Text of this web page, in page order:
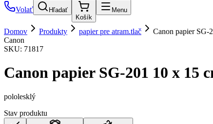
Volať
Hľadať
Košík
Menu
Domov Produkty papier pre atram.tlač
Canon papier SG-
Canon
SKU: 71817
Canon papier SG-201 10 x 15
pololesklý
Stav produktu